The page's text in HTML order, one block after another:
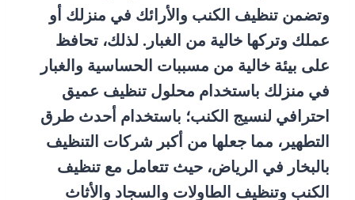
وتضمن تنظيف الكنب والأرائك في منزلك أو
عملك وتركها خالية من الغبار. لذلك، تحافظ
على بيئة خالية من مسببات الحساسية والغبار
في منزلك باستخدام محلول تنظيف عميق
احترافي لنسيج الكنب؛ باستخدام أحدث طرق
التطهير، مما جعلها من أكبر شركات التنظيف
بالبخار في الرياض، حيث تتعامل مع تنظيف
الكنب وتنظيف الطاولات والسجاد والأثاث